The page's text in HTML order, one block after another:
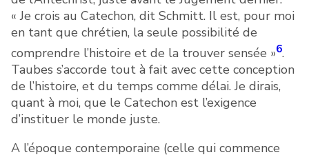
« Je crois au Catechon, dit Schmitt. Il est, pour moi
en tant que chrétien, la seule possibilité de
comprendre l’histoire et de la trouver sensée »6.
Taubes s’accorde tout à fait avec cette conception
de l’histoire, et du temps comme délai. Je dirais,
quant à moi, que le Catechon est l’exigence
d’instituer le monde juste.
A l’époque contemporaine (celle qui commence